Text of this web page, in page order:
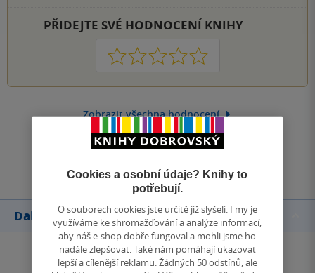
PŘIDEJTE SVÉ HODNOCENÍ KNIHY
1 2 3 4 5
Zobrazit všechna hodnocení
Další knihy autora
Cookies a osobní údaje? Knihy to
potřebují.
O souborech cookies jste určitě již slyšeli. I my je
využíváme ke shromažďování a analýze informací,
aby náš e-shop dobře fungoval a mohli jsme ho
nadále zlepšovat. Také nám pomáhají ukazovat
lepší a cílenější reklamu. Žádných 50 odstínů, ale